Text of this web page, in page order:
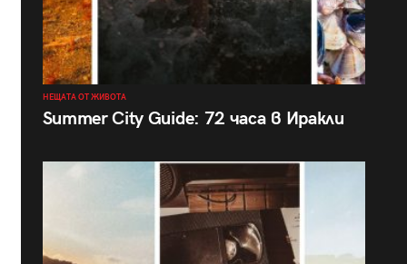
НЕЩАТА ОТ ЖИВОТА
Summer City Guide: 72 часа в Иракли